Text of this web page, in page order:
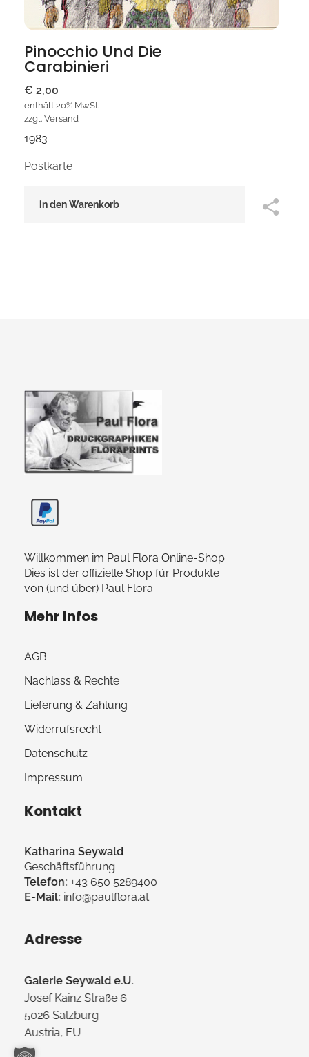
Pinocchio Und Die
Carabinieri
€ 2,00
enthält 20% MwSt.
zzgl. Versand
1983
Postkarte
in den Warenkorb
Willkommen im Paul Flora Online-Shop.
Dies ist der offizielle Shop für Produkte
von (und über) Paul Flora.
Mehr Infos
AGB
Nachlass & Rechte
Lieferung & Zahlung
Widerrufsrecht
Datenschutz
Impressum
Kontakt
Katharina Seywald
Geschäftsführung
Telefon: +43 650 5289400
E-Mail: info@paulflora.at
Adresse
Galerie Seywald e.U.
Josef Kainz Straße 6
5026 Salzburg
Austria, EU